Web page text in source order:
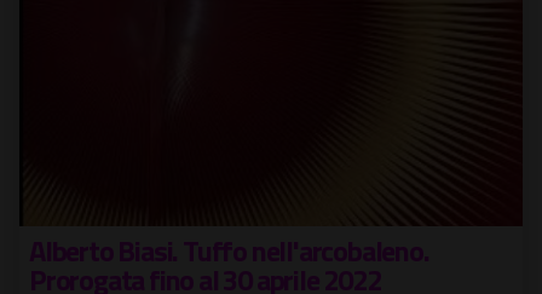
Alberto Biasi. Tuffo nell'arcobaleno.
Prorogata fino al 30 aprile 2022